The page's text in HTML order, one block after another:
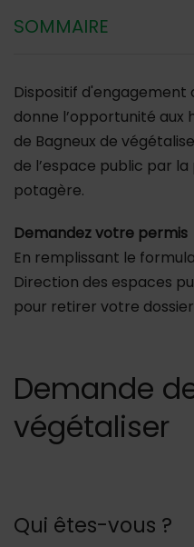
SOMMAIRE
Dispositif d'engagement
donne l’opportunité aux
de Bagneux de
de l’espace public par
potagère.
Demandez votre permis
En remplissant le
Direction des espaces
pour retirer votre dossier
Demande
végétaliser
Qui êtes-vous ?